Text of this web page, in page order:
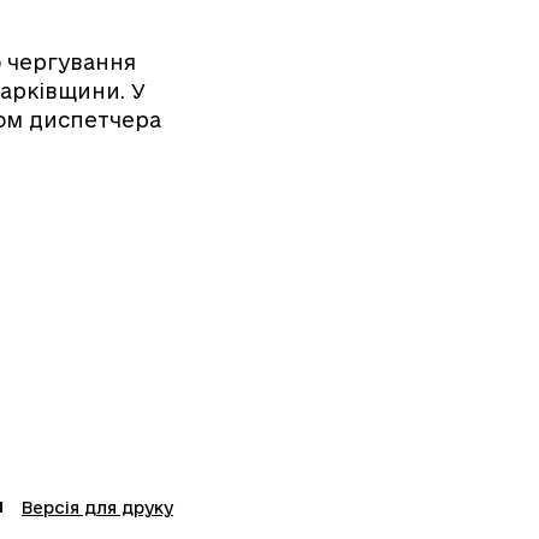
чергування
У
диспетчера
Версія для друку